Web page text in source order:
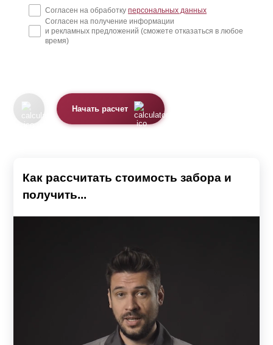
Согласен на обработку персональных данных
Согласен на получение информации
и рекламных предложений (сможете отказаться в любое
время)
Начать расчет
Как рассчитать стоимость забора и
получить...